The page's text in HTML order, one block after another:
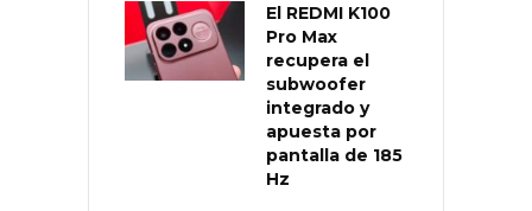
El REDMI K100
Pro Max
recupera el
subwoofer
integrado y
apuesta por
pantalla de 185
Hz